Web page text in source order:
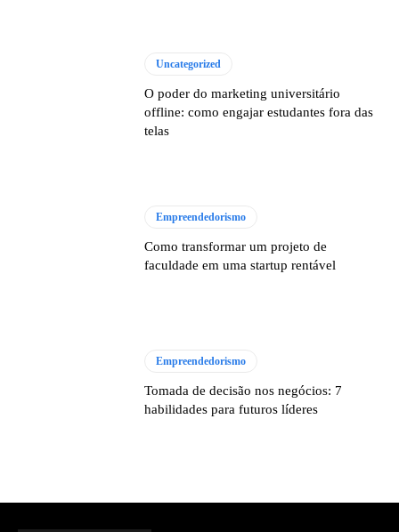
Uncategorized
O poder do marketing universitário
offline: como engajar estudantes fora das
telas
Empreendedorismo
Como transformar um projeto de
faculdade em uma startup rentável
Empreendedorismo
Tomada de decisão nos negócios: 7
habilidades para futuros líderes